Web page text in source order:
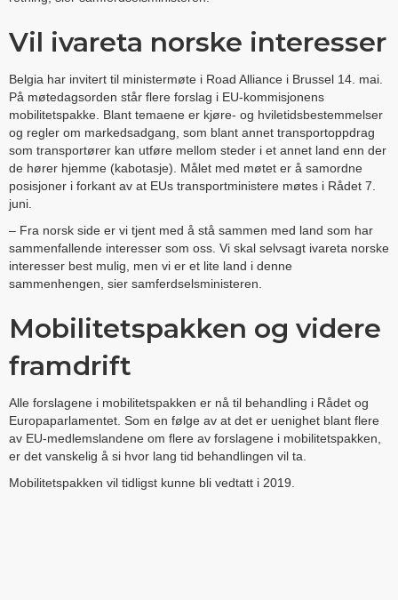
Vil ivareta norske interesser
Belgia har invitert til ministermøte i Road Alliance i Brussel 14. mai.
På møtedagsorden står flere forslag i EU-kommisjonens
mobilitetspakke. Blant temaene er kjøre- og hviletidsbestemmelser
og regler om markedsadgang, som blant annet transportoppdrag
som transportører kan utføre mellom steder i et annet land enn der
de hører hjemme (kabotasje). Målet med møtet er å samordne
posisjoner i forkant av at EUs transportministere møtes i Rådet 7.
juni.
– Fra norsk side er vi tjent med å stå sammen med land som har
sammenfallende interesser som oss. Vi skal selvsagt ivareta norske
interesser best mulig, men vi er et lite land i denne
sammenhengen, sier samferdselsministeren.
Mobilitetspakken og videre
framdrift
Alle forslagene i mobilitetspakken er nå til behandling i Rådet og
Europaparlamentet. Som en følge av at det er uenighet blant flere
av EU-medlemslandene om flere av forslagene i mobilitetspakken,
er det vanskelig å si hvor lang tid behandlingen vil ta.
Mobilitetspakken vil tidligst kunne bli vedtatt i 2019.